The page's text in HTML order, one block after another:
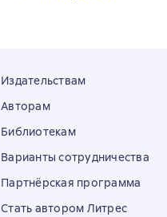
Издательствам
Авторам
Библиотекам
Варианты сотрудничества
Партнёрская программа
Стать автором Литрес